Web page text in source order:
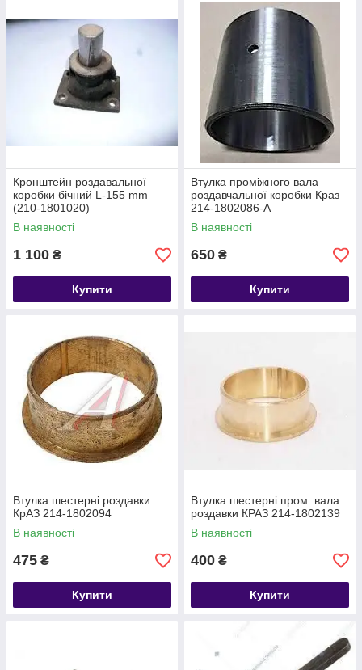
Кронштейн роздавальної
коробки бічний L-155 mm
(210-1801020)
В наявності
1 100 ₴
Купити
Втулка проміжного вала
роздавчальної коробки Краз
214-1802086-А
В наявності
650 ₴
Купити
Втулка шестерні роздавки
КрАЗ 214-1802094
В наявності
475 ₴
Купити
Втулка шестерні пром. вала
роздавки КРАЗ 214-1802139
В наявності
400 ₴
Купити